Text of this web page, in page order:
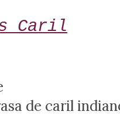
Caril
de caril